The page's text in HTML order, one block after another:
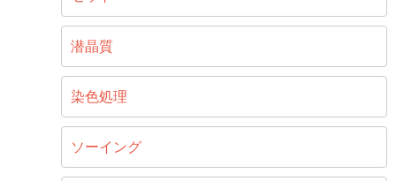
潜晶質
染色処理
ソーイング